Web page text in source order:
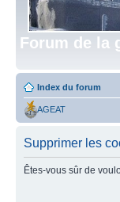
Forum de la
Index du forum
AGEAT
Supprimer les
Êtes-vous sûr de